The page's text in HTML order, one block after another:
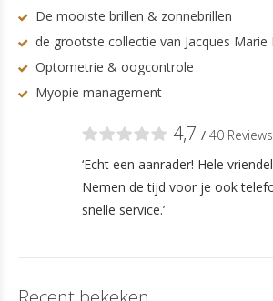
De mooiste brillen & zonnebrillen
de grootste collectie van Jacques Marie
Optometrie & oogcontrole
Myopie management
4,7 / 40 Reviews
‘Echt een aanrader! Hele
Nemen de tijd voor je ook
snelle service.’